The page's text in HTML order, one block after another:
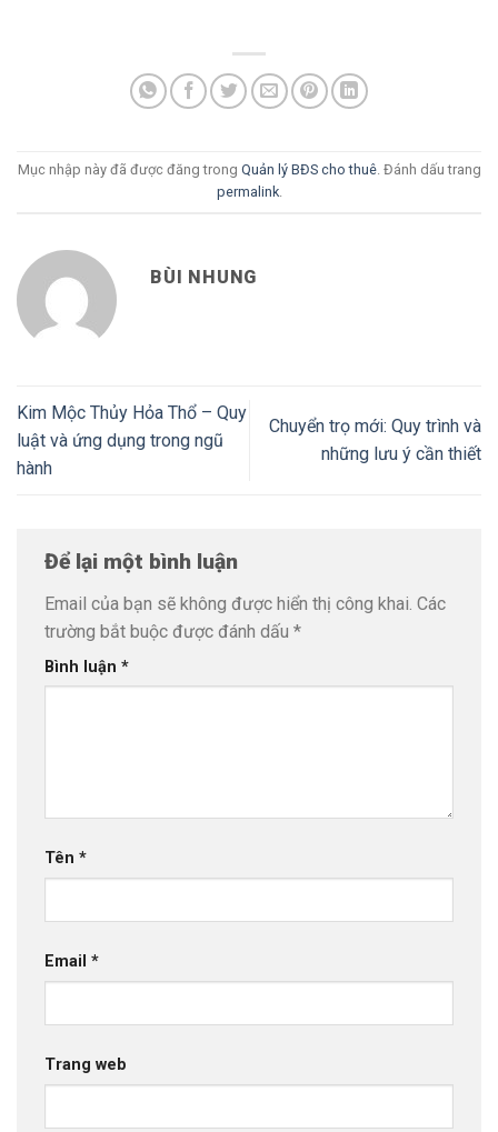
Mục nhập này đã được đăng trong Quản lý BĐS cho thuê. Đánh dấu trang
permalink.
BÙI NHUNG
Kim Mộc Thủy Hỏa Thổ – Quy
luật và ứng dụng trong ngũ
hành
Chuyển trọ mới: Quy trình và
những lưu ý cần thiết
Để lại một bình luận
Email của bạn sẽ không được hiển thị công khai. Các
trường bắt buộc được đánh dấu *
Bình luận *
Tên *
Email *
Trang web